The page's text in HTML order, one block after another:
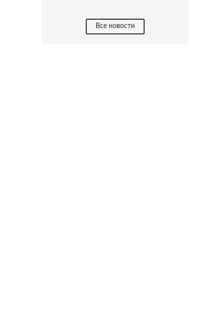
Все новости